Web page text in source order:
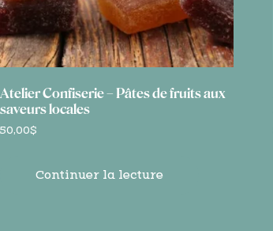
Atelier Confiserie – Pâtes de fruits aux
saveurs locales
50,00$
Continuer la lecture